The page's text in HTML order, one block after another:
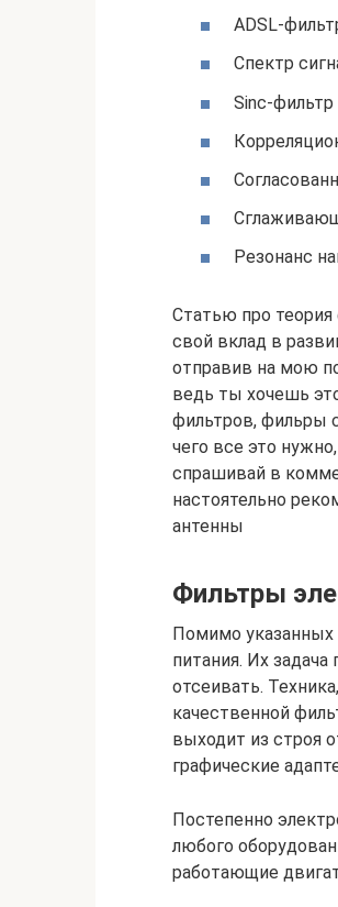
ADSL-
Спектр
Sinc-фильтр
Резонанс
Статью про теория
свой вклад в
отправив на мою
ведь ты хочешь
фильтров, фильры
чего все это
спрашивай в
настоятельно
антенны
Фильтры
Помимо
питания. Их
отсеивать.
качественной
выходит из строя
графические
Постепенно
любого
работающие